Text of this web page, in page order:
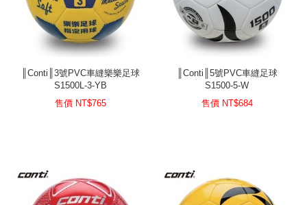
║Conti║3號PVC車縫樂樂足球
S1500L-3-YB
售價 NT$765
║Conti║5號PVC車縫足球
S1500-5-W
售價 NT$684